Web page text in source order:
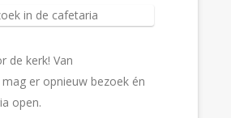
de kerk! Van
er opnieuw bezoek én
open.